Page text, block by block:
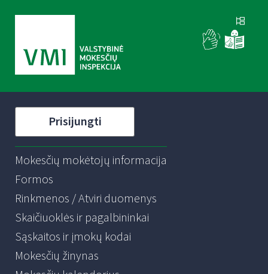
Prisijungti
Mokesčių mokėtojų informacija
Formos
Rinkmenos / Atviri duomenys
Skaičiuoklės ir pagalbininkai
Sąskaitos ir įmokų kodai
Mokesčių žinynas